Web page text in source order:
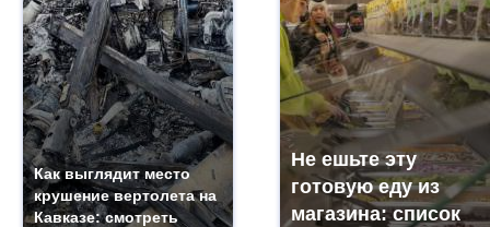
Как выглядит место
крушение вертолета на
Кавказе: смотреть
Не ешьте эту
готовую еду из
магазина: список